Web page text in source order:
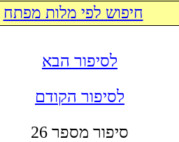
חיפוש לפי מלות מפתח
לסיפור הבא
לסיפור הקודם
סיפור מספר 26